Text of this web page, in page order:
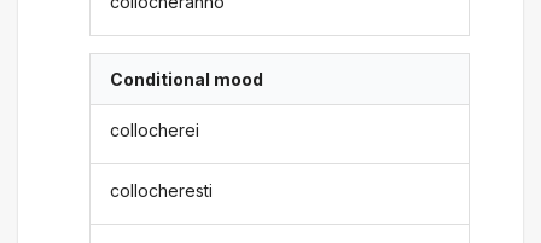
Conditional mood
collocherei
collocheresti